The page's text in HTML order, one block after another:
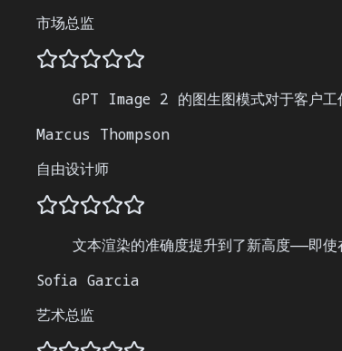
市场总监
GPT Image 2 的图生图模式对于客户工
Marcus Thompson
自由设计师
文本渲染的准确度提升到了新高度——即
Sofia Garcia
艺术总监